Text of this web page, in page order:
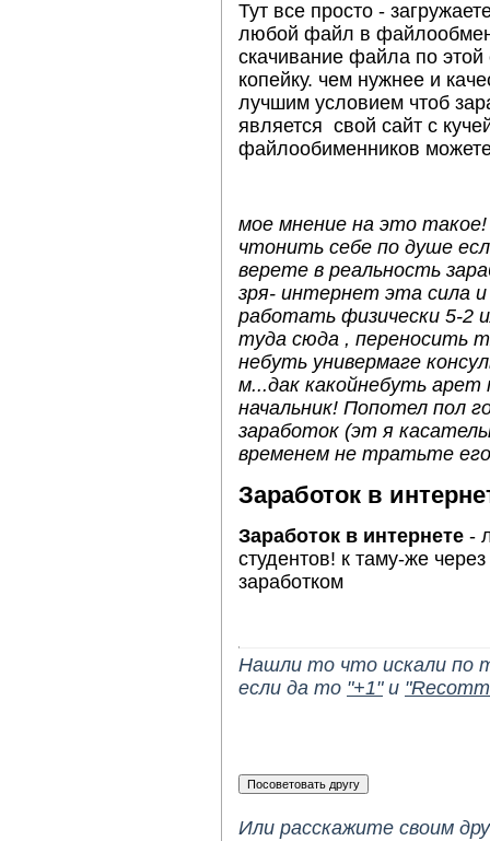
Тут все просто -
любой файл в
скачивание файла по
копейку. чем нужнее и
лучшим условием чтоб
является свой сайт с
файлообименников
мое мнение на это
чтонить себе по душе
верете в реальность
зря- интернет эта сила и
работать физически 5-2
туда сюда , переносить
небуть универмаге
м...дак какойнебуть
начальник! Попотел пол
заработок (эт я
временем не тратьте
Заработок в
Заработок в интернете -
студентов! к таму-же
заработком
Нашли то что искали по
если да то "+1"и
Или расскажите своим